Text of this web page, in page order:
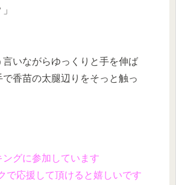
言いながらゆっくりと手を伸ば
で香苗の太腿辺りをそっと触っ
ングに参加しています
で応援して頂けると嬉しいです